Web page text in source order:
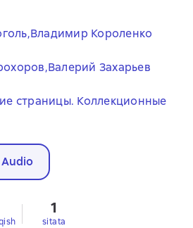
Владимир Короленко
Валерий Захарьев
страницы. Коллекционные
Audio
1
sitata